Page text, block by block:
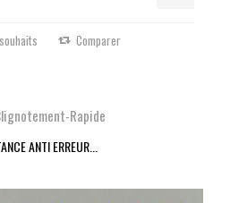
Comparer
Rapide
ANTI ERREUR...